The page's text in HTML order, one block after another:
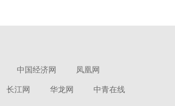
中国经济网 凤凰网
长江网 华龙网 中青在线